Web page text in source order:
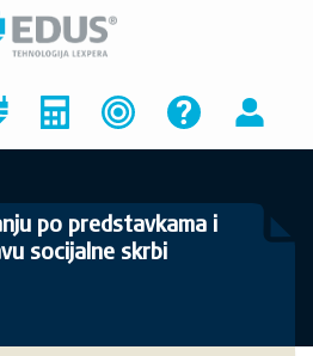
po predstavkama i
socijalne skrbi